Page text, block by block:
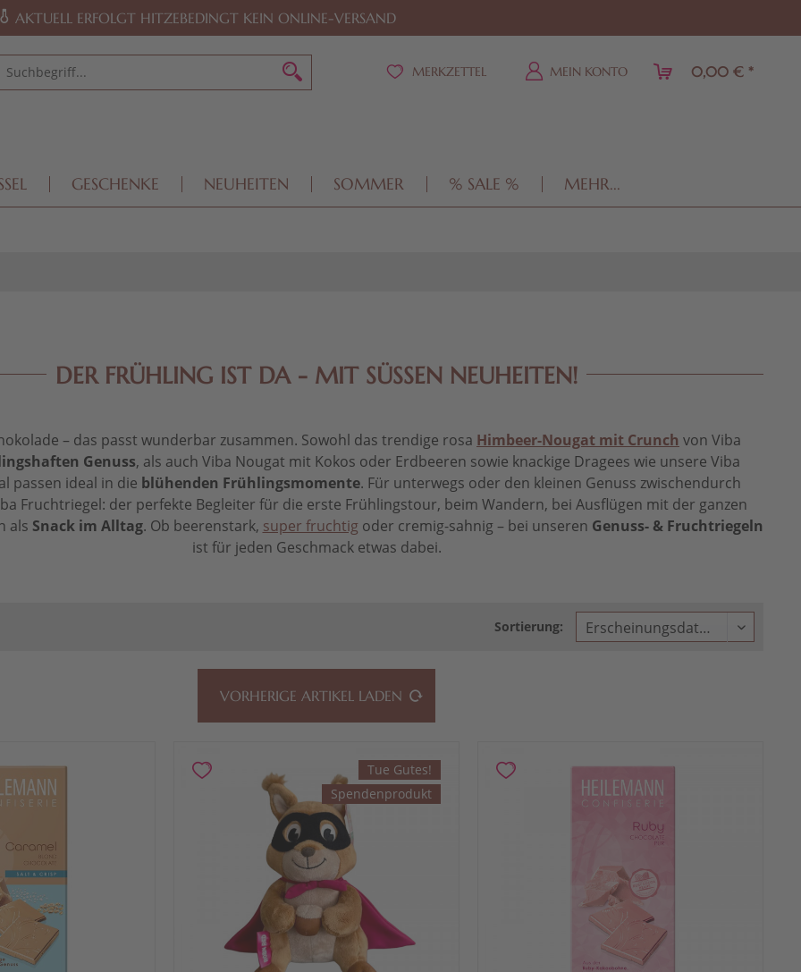
AKTUELL ERFOLGT HITZEBEDINGT KEIN ONLINE-VERSAND
MERKZETTEL MEIN KONTO 0,00 € *
GESCHENKE NEUHEITEN SOMMER % SALE % MEHR...
DER FRÜHLING IST DA - MIT SÜSSEN NEUHEITEN!
– das passt wunderbar zusammen. Sowohl das trendige rosa Himbeer-Nougat mit Crunch von Viba
Genuss, als auch Viba Nougat mit Kokos oder Erdbeeren sowie knackige Dragees wie unsere Viba
passen ideal in die blühenden Frühlingsmomente. Für unterwegs oder den kleinen Genuss zwischendurch
Fruchtriegel: der perfekte Begleiter für die erste Frühlingstour, beim Wandern, bei Ausflügen mit der ganzen
als Snack im Alltag. Ob beerenstark, super fruchtig oder cremig-sahnig – bei unseren Genuss- & Fruchtriegeln
ist für jeden Geschmack etwas dabei.
Sortierung:
VORHERIGE ARTIKEL LADEN
Tue Gutes!
Spendenprodukt